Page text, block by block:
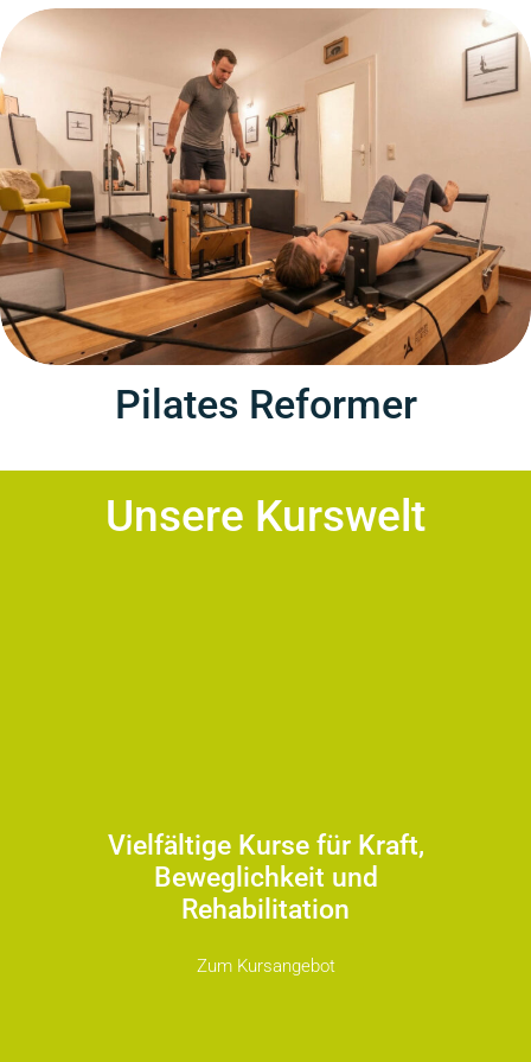
Pilates Reformer
Unsere Kurswelt
Vielfältige Kurse für Kraft,
Beweglichkeit und
Rehabilitation
Zum Kursangebot